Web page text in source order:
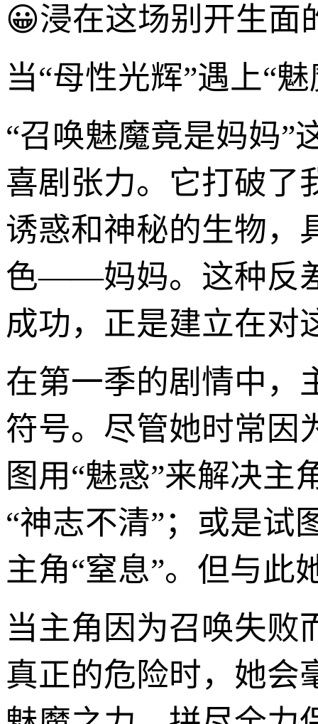
😀浸在这场别开生面
当“母性光辉”遇上“
“召唤魅魔竟是妈妈”
喜剧张力。它打破了
诱惑和神秘的生物，
色——妈妈。这种反
成功，正是建立在对
在第一季的剧情中，
符号。尽管她时常因
图用“魅惑”来解决主
“神志不清”；或是试
主角“窒息”。但与此
当主角因为召唤失败
真正的危险时，她会